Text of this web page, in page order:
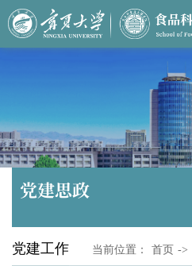
党建思政
党建工作 当前位置： 首页 ->